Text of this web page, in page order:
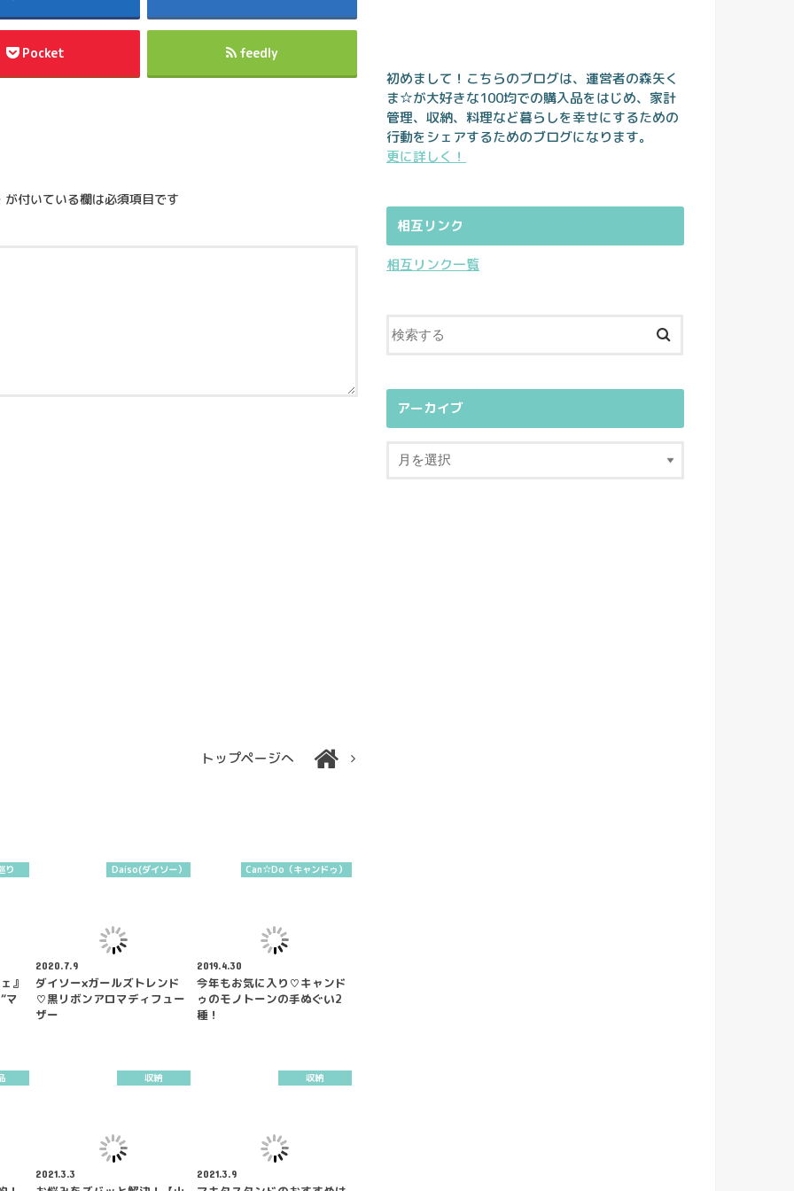
Pocket feedly
が付いている欄は必須項目です
トップページへ
り
』
マ
Daiso(ダイソー）
2020.7.9
ダイソー×ガールズトレンド
♡黒リボンアロマディフュー
ザー
Can☆Do（キャンドゥ）
2019.4.30
今年もお気に入り♡キャンド
ゥのモノトーンの手ぬぐい2
種！
収納
2021.3.3
収納
2021.3.9
初めまして！こちらのブログは、運営者の森矢く
ま☆が大好きな100均での購入品をはじめ、家計
管理、収納、料理など暮らしを幸せにするための
行動をシェアするためのブログになります。
更に詳しく！
相互リンク
相互リンク一覧
アーカイブ